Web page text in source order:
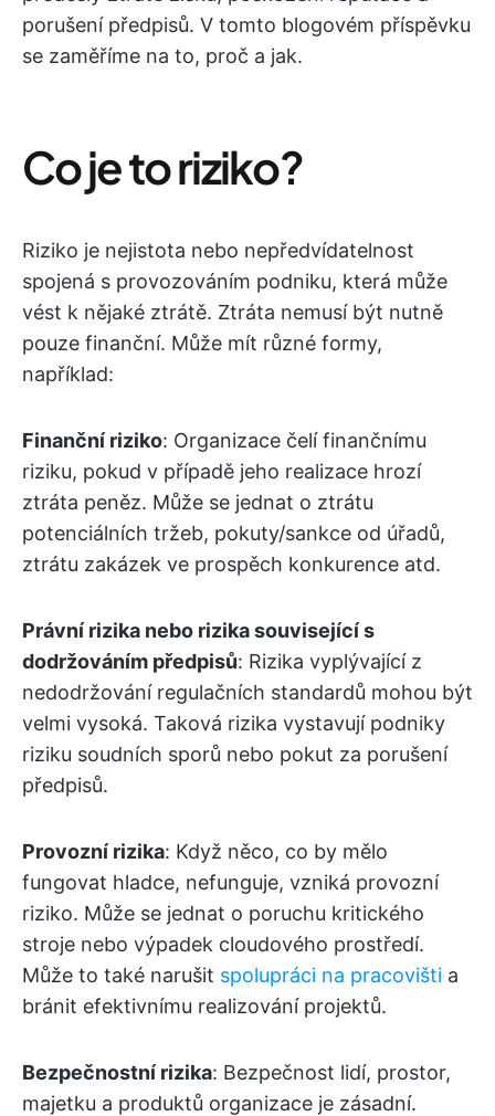
porušení předpisů. V tomto blogovém příspěvku
se zaměříme na to, proč a jak.
Co je to riziko?
Riziko je nejistota nebo nepředvídatelnost
spojená s provozováním podniku, která může
vést k nějaké ztrátě. Ztráta nemusí být nutně
pouze finanční. Může mít různé formy,
například:
Finanční riziko: Organizace čelí finančnímu
riziku, pokud v případě jeho realizace hrozí
ztráta peněz. Může se jednat o ztrátu
potenciálních tržeb, pokuty/sankce od úřadů,
ztrátu zakázek ve prospěch konkurence atd.
Právní rizika nebo rizika související s
dodržováním předpisů: Rizika vyplývající z
nedodržování regulačních standardů mohou být
velmi vysoká. Taková rizika vystavují podniky
riziku soudních sporů nebo pokut za porušení
předpisů.
Provozní rizika: Když něco, co by mělo
fungovat hladce, nefunguje, vzniká provozní
riziko. Může se jednat o poruchu kritického
stroje nebo výpadek cloudového prostředí.
Může to také narušit spolupráci na pracovišti a
bránit efektivnímu realizování projektů.
Bezpečnostní rizika: Bezpečnost lidí, prostor,
majetku a produktů organizace je zásadní.